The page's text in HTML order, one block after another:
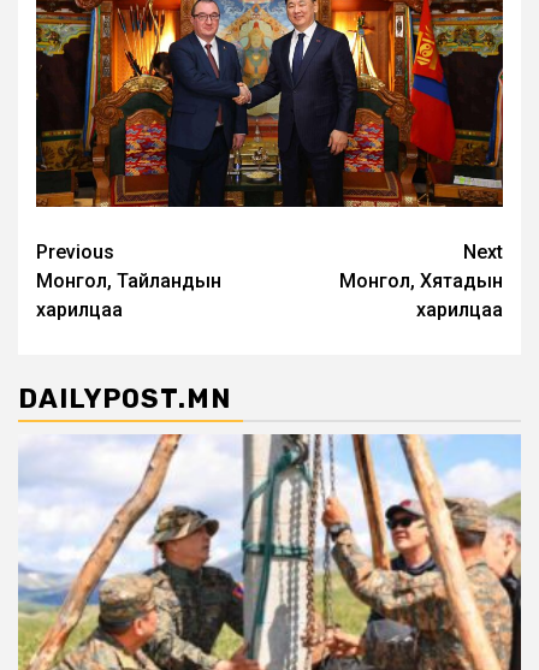
Post
navigation
Previous
Монгол, Тайландын
харилцаа
Next
Монгол, Хятадын
харилцаа
DAILYPOST.MN